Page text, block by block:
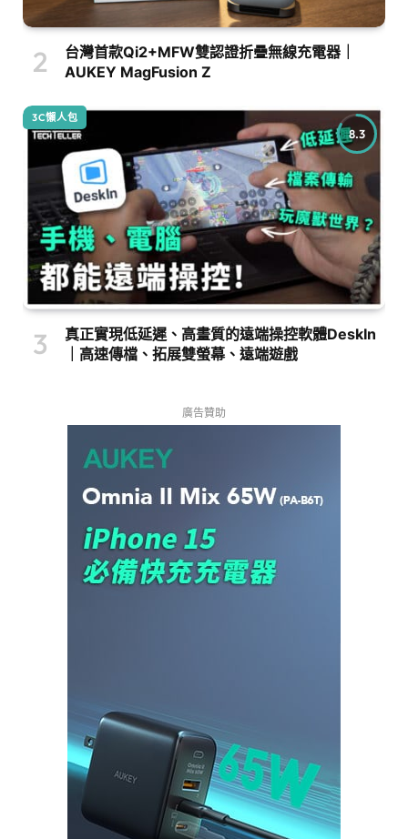
台灣首款Qi2+MFW雙認證折疊無線充電器｜
AUKEY MagFusion Z
8.3
3C懶人包
真正實現低延遲、高畫質的遠端操控軟體DeskIn
｜高速傳檔、拓展雙螢幕、遠端遊戲
廣告贊助